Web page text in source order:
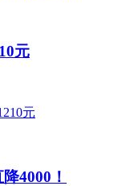
元
4000！